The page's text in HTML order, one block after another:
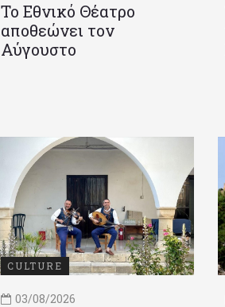
Το Εθνικό Θέατρο
αποθεώνει τον
Αύγουστο
CULTURE
03/08/2026